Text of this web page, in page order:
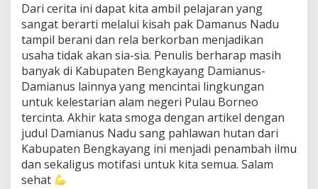
Dari cerita ini dapat kita ambil pelajaran yang
sangat berarti melalui kisah pak Damanus Nadu
tampil berani dan rela berkorban menjadikan
usaha tidak akan sia-sia. Penulis berharap masih
banyak di Kabupaten Bengkayang Damianus-
Damianus lainnya yang mencintai lingkungan
untuk kelestarian alam negeri Pulau Borneo
tercinta. Akhir kata smoga dengan artikel dengan
judul Damianus Nadu sang pahlawan hutan dari
Kabupaten Bengkayang ini menjadi penambah ilmu
dan sekaligus motifasi untuk kita semua. Salam
sehat